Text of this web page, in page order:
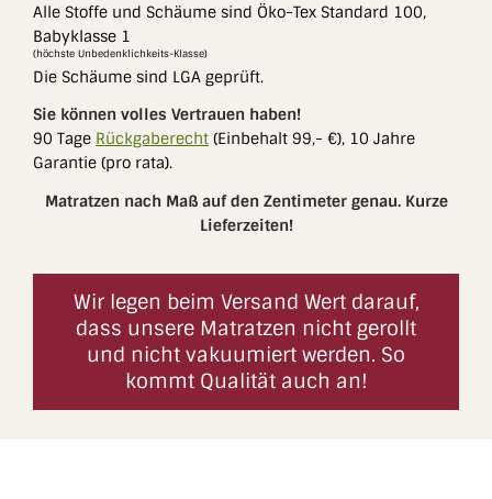
Alle Stoffe und Schäume sind Öko-Tex Standard 100,
Babyklasse 1
(höchste Unbedenklichkeits-Klasse)
Die Schäume sind LGA geprüft.
Sie können volles Vertrauen haben!
90 Tage Rückgaberecht (Einbehalt 99,- €), 10 Jahre
Garantie (pro rata).
Matratzen nach Maß auf den Zentimeter genau. Kurze
Lieferzeiten!
Wir legen beim Versand Wert darauf,
dass unsere Matratzen nicht gerollt
und nicht vakuumiert werden. So
kommt Qualität auch an!